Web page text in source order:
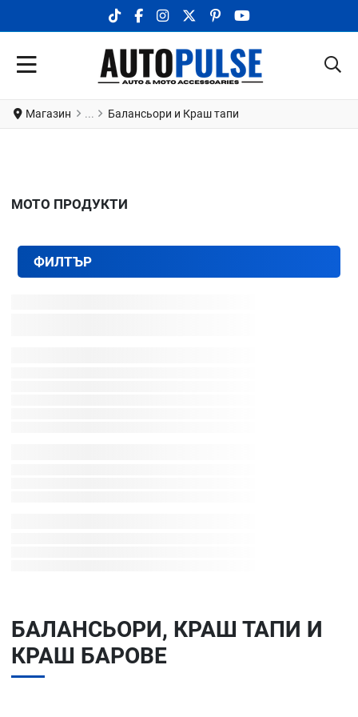
TIKTOK SOCIAL LINK
FACEBOOK SOCIAL LINK
INSTAGRAM SOCIAL LINK
X.COM SOCIAL LINK
PINTEREST SOCIAL LINK
YOUTUBE SOCIAL
Магазин Балансьори и Краш тапи
МОТО ПРОДУКТИ
ФИЛТЪР
БАЛАНСЬОРИ, КРАШ ТАПИ И
КРАШ БАРОВЕ